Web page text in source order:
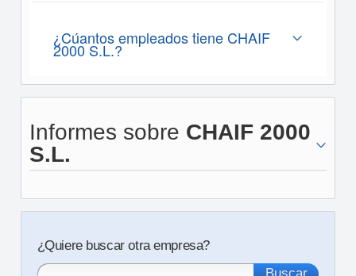
¿Cúantos empleados tiene CHAIF
2000 S.L.?
Informes sobre CHAIF 2000
S.L.
¿Quiere buscar otra empresa?